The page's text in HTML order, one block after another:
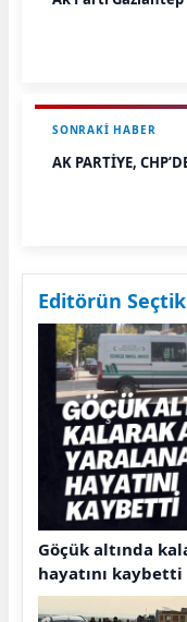
SONRAKI HABER
AK PARTİYE,
Editörün
Göçük altında
hayatını kaybetti